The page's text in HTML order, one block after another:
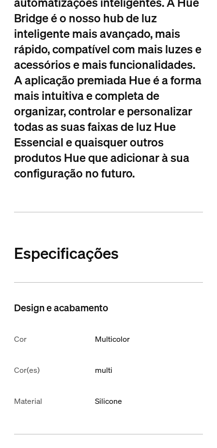
Bridge é o nosso hub de luz
inteligente mais avançado, mais
rápido, compatível com mais luzes e
acessórios e mais funcionalidades.
A aplicação premiada Hue é a forma
mais intuitiva e completa de
organizar, controlar e personalizar
todas as suas faixas de luz Hue
Essencial e quaisquer outros
produtos Hue que adicionar à sua
configuração no futuro.
Especificações
Design e acabamento
Cor Multicolor
Cor(es) multi
Material Silicone